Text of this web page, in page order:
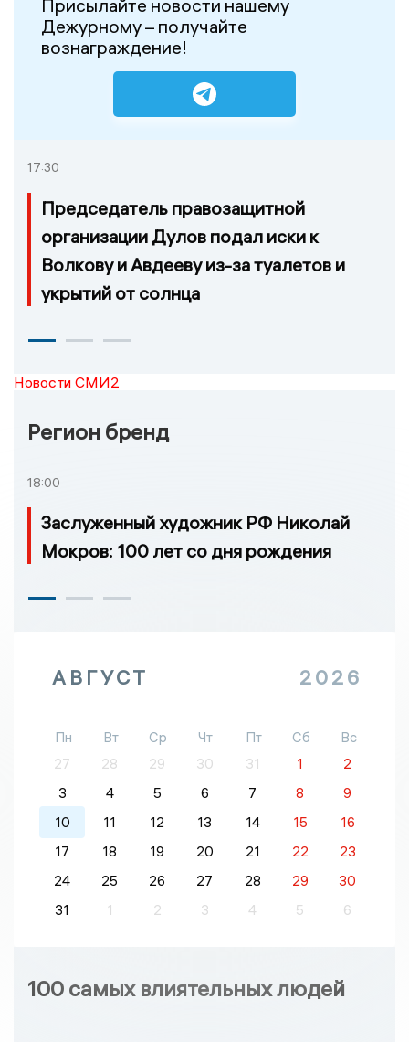
Присылайте новости нашему
Дежурному – получайте
вознаграждение!
17:30
Председатель правозащитной
организации Дулов подал иски к
Волкову и Авдееву из-за туалетов и
укрытий от солнца
Новости СМИ2
Регион бренд
18:00
Заслуженный художник РФ Николай
Мокров: 100 лет со дня рождения
АВГУСТ 2026
Пн Вт Ср Чт Пт Сб
Вс
27
28 29 30 31 1
2
3
4 5 6 7 8
9
10
11 12 13 14 15
16
17
18 19 20 21 22
23
24
25 26 27 28 29
30
31
1 2 3 4 5 6
100 самых влиятельных людей